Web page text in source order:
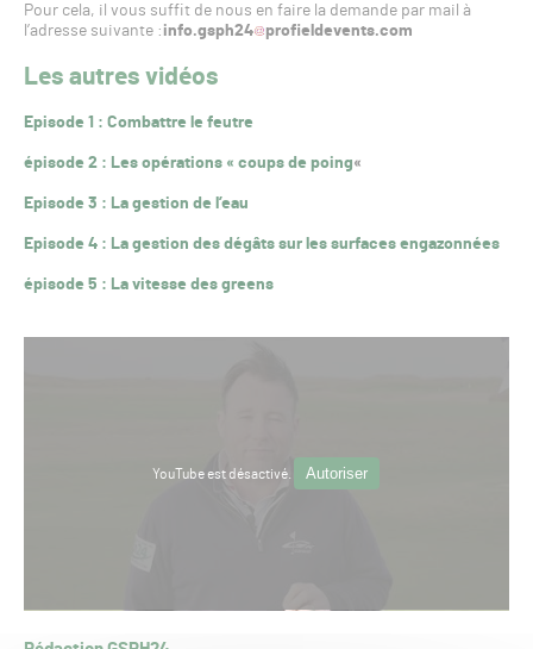
Pour cela, il vous suffit de nous en faire la demande par mail à
l’adresse suivante : info.gsph24 profieldevents.com
Les autres vidéos
Episode 1 : Combattre le feutre
épisode 2 : Les opérations « coups de poing«
Episode 3 : La gestion de l’eau
Episode 4 : La gestion des dégâts sur les surfaces engazonnées
épisode 5 : La vitesse des greens
YouTube est désactivé. Autoriser